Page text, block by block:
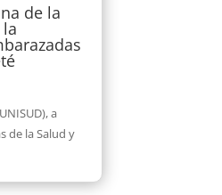
de la
a
de la Salud y